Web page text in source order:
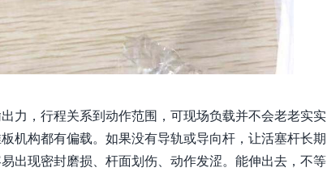
力，行程关系到动作范围，可现场负载并不会老老实实
机构都有偏载。如果没有导轨或导向杆，让活塞杆长期
出现密封磨损、杆面划伤、动作发涩。能伸出去，不等